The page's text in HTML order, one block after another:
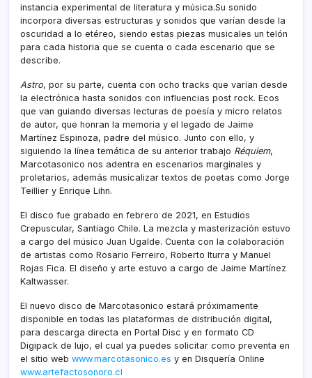
instancia experimental de literatura y música.Su sonido
incorpora diversas estructuras y sonidos que varían desde la
oscuridad a lo etéreo, siendo estas piezas musicales un telón
para cada historia que se cuenta o cada escenario que se
describe.
Astro, por su parte, cuenta con ocho tracks que varían desde
la electrónica hasta sonidos con influencias post rock. Ecos
que van guiando diversas lecturas de poesía y micro relatos
de autor, que honran la memoria y el legado de Jaime
Martínez Espinoza, padre del músico. Junto con ello, y
siguiendo la línea temática de su anterior trabajo Réquiem,
Marcotasonico nos adentra en escenarios marginales y
proletarios, además musicalizar textos de poetas como Jorge
Teillier y Enrique Lihn.
El disco fue grabado en febrero de 2021, en Estudios
Crepuscular, Santiago Chile. La mezcla y masterización estuvo
a cargo del músico Juan Ugalde. Cuenta con la colaboración
de artistas como Rosario Ferreiro, Roberto Iturra y Manuel
Rojas Fica. El diseño y arte estuvo a cargo de Jaime Martínez
Kaltwasser.
El nuevo disco de Marcotasonico estará próximamente
disponible en todas las plataformas de distribución digital,
para descarga directa en Portal Disc y en formato CD
Digipack de lujo, el cual ya puedes solicitar como preventa en
el sitio web www.marcotasonico.es y en Disquería Online
www.artefactosonoro.cl